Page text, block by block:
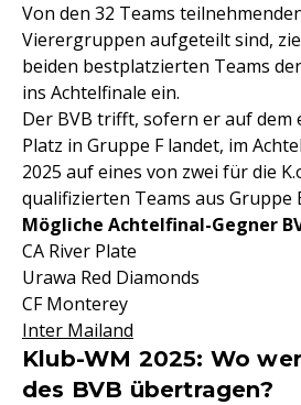
Von den 32 Teams
Vierergruppen aufgeteilt sind,
beiden bestplatzierten Teams
ins Achtelfinale ein.
Der BVB trifft, sofern er auf dem
Platz in Gruppe F landet, im
2025 auf eines von zwei für die
qualifizierten Teams aus Gruppe
Mögliche Achtelfinal-Gegner
CA River Plate
Urawa Red Diamonds
CF Monterey
Inter Mailand
Klub-WM 2025: Wo
des BVB übertragen?